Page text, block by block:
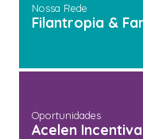
Nossa Rede
Filantropia &
Oportunidades
Acelen Incentiva